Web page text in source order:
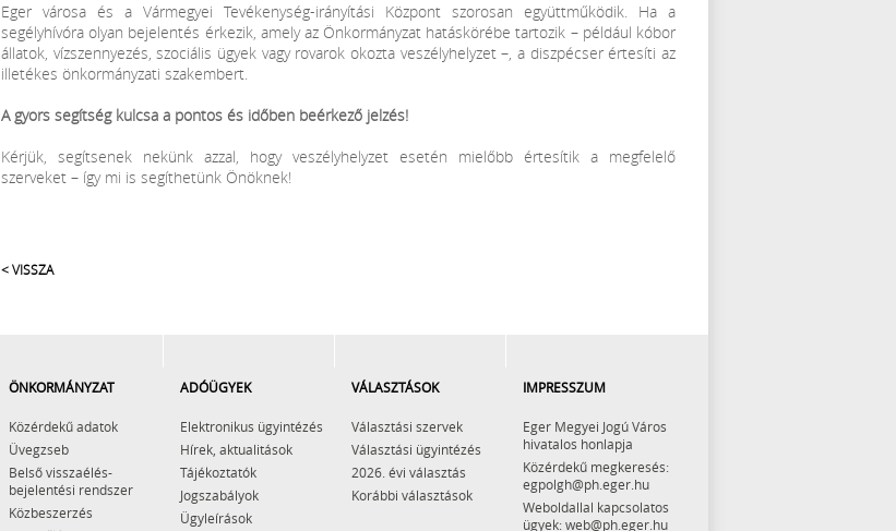
Eger városa és a Vármegyei Tevékenység-irányítási Központ szorosan együttműködik. Ha a
segélyhívóra olyan bejelentés érkezik, amely az Önkormányzat hatáskörébe tartozik – például kóbor
állatok, vízszennyezés, szociális ügyek vagy rovarok okozta veszélyhelyzet –, a diszpécser értesíti az
illetékes önkormányzati szakembert.
A gyors segítség kulcsa a pontos és időben beérkező jelzés!
Kérjük, segítsenek nekünk azzal, hogy veszélyhelyzet esetén mielőbb értesítik a megfelelő
szerveket – így mi is segíthetünk Önöknek!
< VISSZA
ÖNKORMÁNYZAT
Közérdekű adatok
Üvegzseb
Belső visszaélés-
bejelentési rendszer
Közbeszerzés
ADÓÜGYEK
Elektronikus ügyintézés
Hírek, aktualitások
Tájékoztatók
Jogszabályok
Ügyleírások
VÁLASZTÁSOK
Választási szervek
Választási ügyintézés
2026. évi választás
Korábbi választások
IMPRESSZUM
Eger Megyei Jogú Város
hivatalos honlapja
Közérdekű megkeresés:
egpolgh@ph.eger.hu
Weboldallal kapcsolatos
ügyek: web@ph.eger.hu